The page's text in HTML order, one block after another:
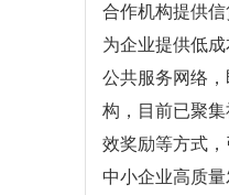
合作机构提供
为企业提供低
公共服务网络
构，目前已聚
效奖励等方式
中小企业高质